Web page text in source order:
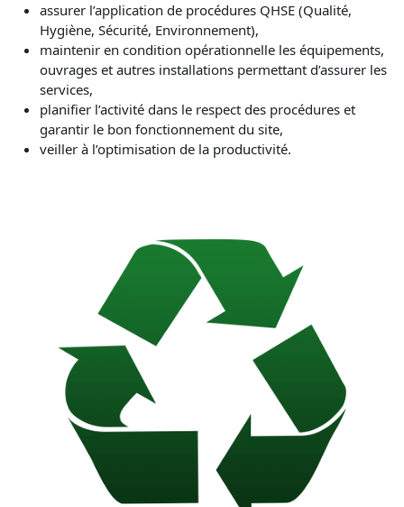
assurer l’application de procédures QHSE (Qualité,
Hygiène, Sécurité, Environnement),
maintenir en condition opérationnelle les équipements,
ouvrages et autres installations permettant d’assurer les
services,
planifier l’activité dans le respect des procédures et
garantir le bon fonctionnement du site,
veiller à l’optimisation de la productivité.